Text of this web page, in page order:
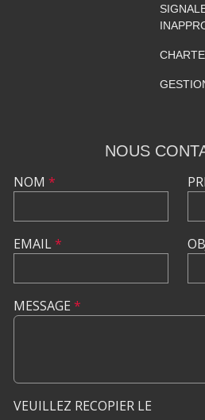
NOUS
NOM *
EMAIL*
MESSAGE *
VEUILLEZ RECOPIER LE